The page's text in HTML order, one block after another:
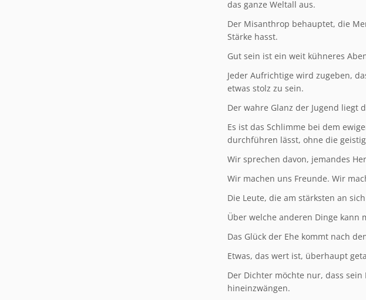
das ganze Weltall aus.
Der Misanthrop behauptet, die
Stärke hasst.
Gut sein ist ein weit kühneres
Jeder Aufrichtige wird zugeben,
etwas stolz zu sein.
Der wahre Glanz der Jugend liegt
Es ist das Schlimme bei dem
durchführen lässt, ohne die
Wir sprechen davon, jemandes
Wir machen uns Freunde. Wir
Die Leute, die am stärksten an
Über welche anderen Dinge kann
Das Glück der Ehe kommt nach
Etwas, das wert ist, überhaupt
Der Dichter möchte nur, dass
hineinzwängen.